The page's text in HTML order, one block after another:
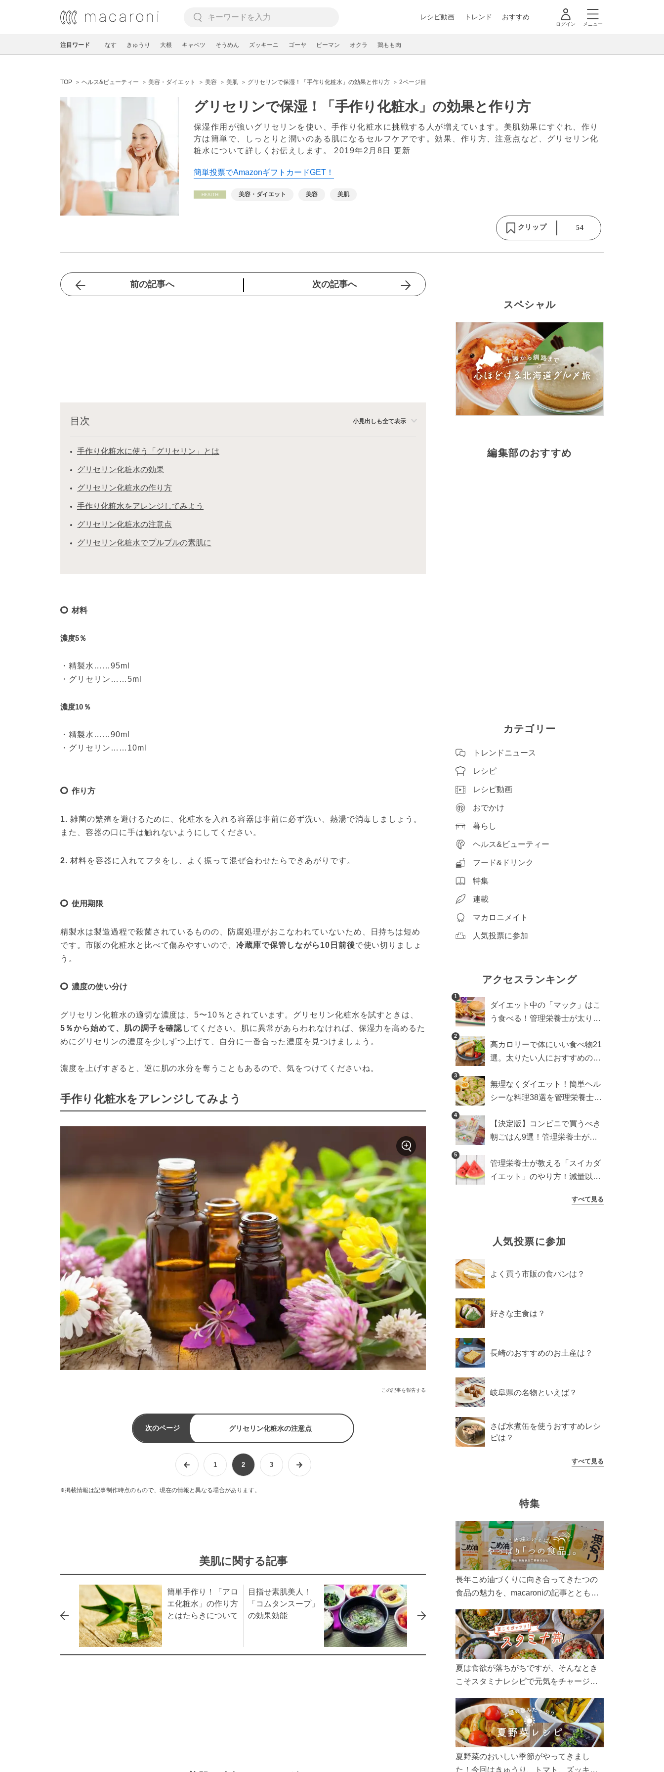
レシピ動画 トレンド おすすめ
ログイン メニュー
注目ワード なす きゅうり 大根 キャベツ そうめん ズッキーニ ゴーヤ ピーマン オクラ 鶏もも肉
TOP ヘルス&ビューティー 美容・ダイエット 美容 美肌 グリセリンで保湿！「手作り化粧水」の効果と作り方 2ページ目
グリセリンで保湿！「手作り化粧水」の効果と作り方
保湿作用が強いグリセリンを使い、手作り化粧水に挑戦する人が増えています。美肌効果にすぐれ、作り
方は簡単で、しっとりと潤いのある肌になるセルフケアです。効果、作り方、注意点など、グリセリン化
粧水について詳しくお伝えします。 2019年2月8日 更新
簡単投票でAmazonギフトカードGET！
美容・ダイエット 美容 美肌
クリップ 54
前の記事へ 次の記事へ
目次 小見出しも全て表示
手作り化粧水に使う「グリセリン」とは
グリセリン化粧水の効果
グリセリン化粧水の作り方
手作り化粧水をアレンジしてみよう
グリセリン化粧水の注意点
グリセリン化粧水でプルプルの素肌に
材料
濃度5％
・精製水……95ml
・グリセリン……5ml
濃度10％
・精製水……90ml
・グリセリン……10ml
作り方
1. 雑菌の繁殖を避けるために、化粧水を入れる容器は事前に必ず洗い、熱湯で消毒しましょう。
また、容器の口に手は触れないようにしてください。
2. 材料を容器に入れてフタをし、よく振って混ぜ合わせたらできあがりです。
使用期限
精製水は製造過程で殺菌されているものの、防腐処理がおこなわれていないため、日持ちは短め
です。市販の化粧水と比べて傷みやすいので、冷蔵庫で保管しながら10日前後で使い切りましょ
う。
濃度の使い分け
グリセリン化粧水の適切な濃度は、5〜10％とされています。グリセリン化粧水を試すときは、
5％から始めて、肌の調子を確認 してください。肌に異常があらわれなければ、保湿力を高めるた
めにグリセリンの濃度を少しずつ上げて、自分に一番合った濃度を見つけましょう。
濃度を上げすぎると、逆に肌の水分を奪うこともあるので、気をつけてくださいね。
手作り化粧水をアレンジしてみよう
この記事を報告する
次のページ グリセリン化粧水の注意点
1 2 3
※掲載情報は記事制作時点のもので、現在の情報と異なる場合があります。
美肌に関する記事
簡単手作り！「アロ
エ化粧水」の作り方
とはたらきについて
目指せ素肌美人！
「コムタンスープ」
の効果効能
スペシャル
編集部のおすすめ
カテゴリー
トレンドニュース
レシピ
レシピ動画
おでかけ
暮らし
ヘルス&ビューティー
フード&ドリンク
特集
連載
マカロニメイト
人気投票に参加
アクセスランキング
1
ダイエット中の「マック」はこ
う食べる！管理栄養士が太りに
2
高カロリーで体にいい食べ物21
選。太りたい人におすすめのレ
3
無理なくダイエット！簡単ヘル
シーな料理38選を管理栄養士が
4
【決定版】コンビニで買うべき
朝ごはん9選！管理栄養士がロ
厳選
5
管理栄養士が教える「スイカダ
イエット」のやり方！減量以外
すべて見る
人気投票に参加
よく買う市販の食パンは？
好きな主食は？
長崎のおすすめのお土産は？
岐阜県の名物といえば？
さば水煮缶を使うおすすめレシ
ピは？
すべて見る
特集
長年こめ油づくりに向き合ってきたつの
食品の魅力を、macaroniの記事とともに
ん、製造現場や品質へのこだわりまで。
こめ油をもっと好きになるコンテンツを
ぜひお楽しみください。
夏は食欲が落ちがちですが、そんなとき
こそスタミナレシピで元気をチャージ！
リ食べて、夏バテを吹き飛ばしましょ
う！
夏野菜のおいしい季節がやってきまし
た！今回はきゅうり、トマト、ズッキー